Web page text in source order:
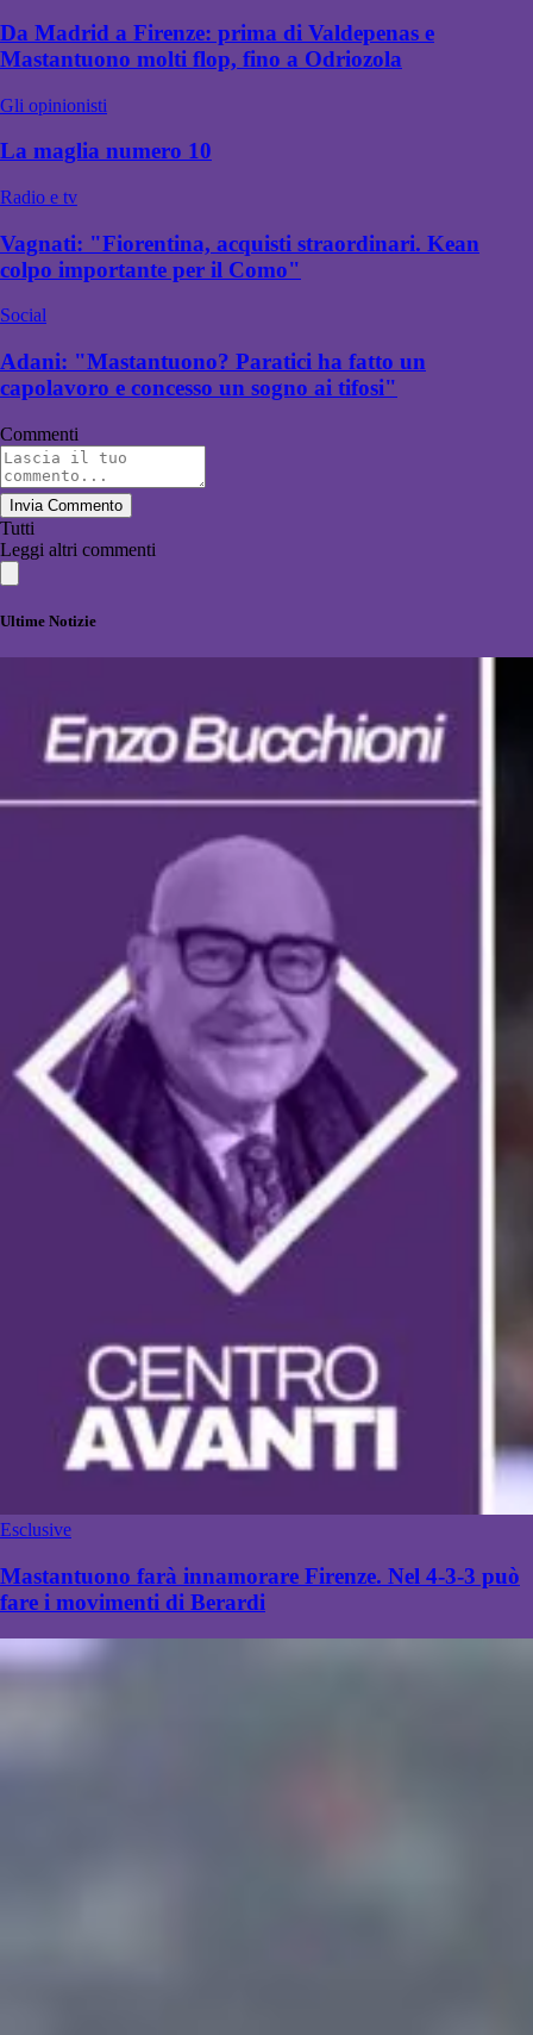
Da Madrid a Firenze: prima di Valdepenas e
Mastantuono molti flop, fino a Odriozola
Gli opinionisti
La maglia numero 10
Radio e tv
Vagnati: "Fiorentina, acquisti straordinari. Kean
colpo importante per il Como"
Social
Adani: "Mastantuono? Paratici ha fatto un
capolavoro e concesso un sogno ai tifosi"
Commenti
Invia Commento
Tutti
Leggi altri commenti
Ultime Notizie
Esclusive
Mastantuono farà innamorare Firenze. Nel 4-3-3 può
fare i movimenti di Berardi